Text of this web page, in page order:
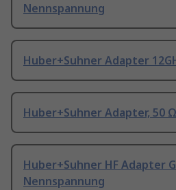
Nennspannung
Huber+Suhner Adapter
Huber+Suhner Adapter, 50 Ω
Huber+Suhner HF Adapter
Nennspannung